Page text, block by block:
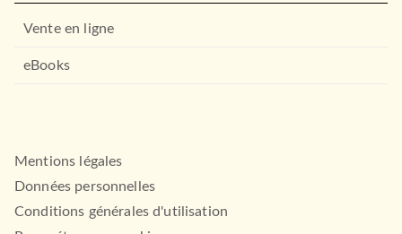
Vente en ligne
eBooks
Mentions légales
Données personnelles
Conditions générales d'utilisation